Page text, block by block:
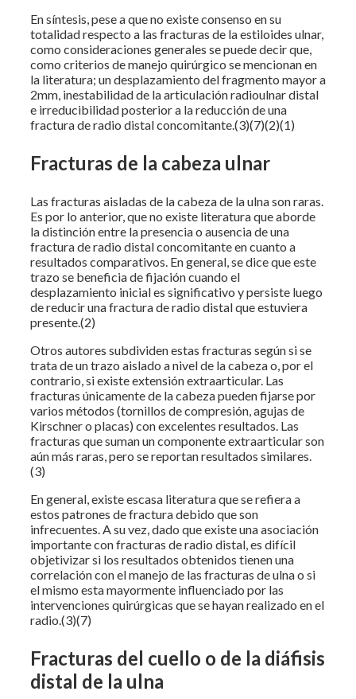
En síntesis, pese a que no existe consenso en su
totalidad respecto a las fracturas de la estiloides ulnar,
como consideraciones generales se puede decir que,
como criterios de manejo quirúrgico se mencionan en
la literatura; un desplazamiento del fragmento mayor a
2mm, inestabilidad de la articulación radioulnar distal
e irreducibilidad posterior a la reducción de una
fractura de radio distal concomitante.(3)(7)(2)(1)
Fracturas de la cabeza ulnar
Las fracturas aisladas de la cabeza de la ulna son raras.
Es por lo anterior, que no existe literatura que aborde
la distinción entre la presencia o ausencia de una
fractura de radio distal concomitante en cuanto a
resultados comparativos. En general, se dice que este
trazo se beneficia de fijación cuando el
desplazamiento inicial es significativo y persiste luego
de reducir una fractura de radio distal que estuviera
presente.(2)
Otros autores subdividen estas fracturas según si se
trata de un trazo aislado a nivel de la cabeza o, por el
contrario, si existe extensión extraarticular. Las
fracturas únicamente de la cabeza pueden fijarse por
varios métodos (tornillos de compresión, agujas de
Kirschner o placas) con excelentes resultados. Las
fracturas que suman un componente extraarticular son
aún más raras, pero se reportan resultados similares.
(3)
En general, existe escasa literatura que se refiera a
estos patrones de fractura debido que son
infrecuentes. A su vez, dado que existe una asociación
importante con fracturas de radio distal, es difícil
objetivizar si los resultados obtenidos tienen una
correlación con el manejo de las fracturas de ulna o si
el mismo esta mayormente influenciado por las
intervenciones quirúrgicas que se hayan realizado en el
radio.(3)(7)
Fracturas del cuello o de la diáfisis
distal de la ulna